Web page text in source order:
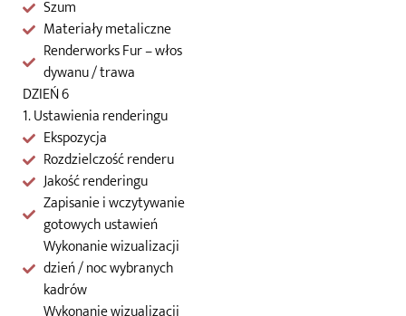
Szum
Materiały metaliczne
Renderworks Fur – włos
dywanu / trawa
DZIEŃ 6
1. Ustawienia renderingu
Ekspozycja
Rozdzielczość renderu
Jakość renderingu
Zapisanie i wczytywanie
gotowych ustawień
Wykonanie wizualizacji
dzień / noc wybranych
kadrów